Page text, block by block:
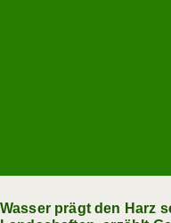
Wasser prägt den Harz